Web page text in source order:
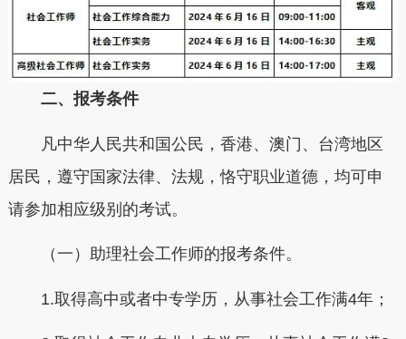
二、报考条件
凡中华人民共和国公民，香港、澳门、台湾地区
居民，遵守国家法律、法规，恪守职业道德，均可申
请参加相应级别的考试。
（一）助理社会工作师的报考条件。
1.取得高中或者中专学历，从事社会工作满4年；